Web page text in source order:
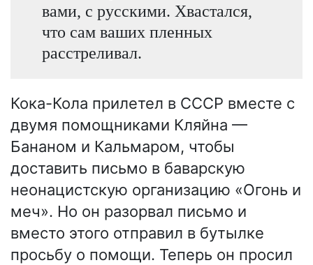
вами, с русскими. Хвастался,
что сам ваших пленных
расстреливал.
Кока-Кола прилетел в СССР вместе с
двумя помощниками Кляйна —
Бананом и Кальмаром, чтобы
доставить письмо в баварскую
неонацистскую организацию «Огонь и
меч». Но он разорвал письмо и
вместо этого отправил в бутылке
просьбу о помощи. Теперь он просил